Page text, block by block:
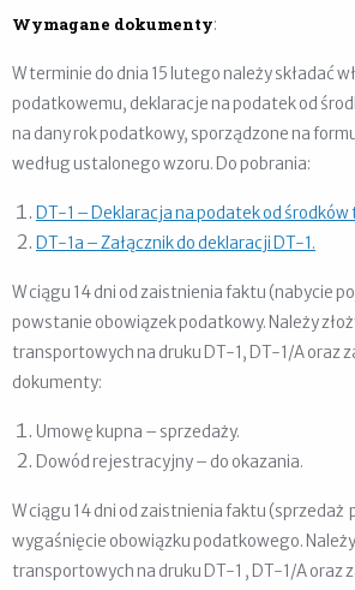
Wymagane dokumenty:
W terminie do dnia 15 lutego należy składać
podatkowemu, deklaracje na podatek od
na dany rok podatkowy, sporządzone na
według ustalonego wzoru. Do pobrania:
DT-1 – Deklaracja na podatek od
DT-1a – Załącznik do deklaracji DT-1.
W ciągu 14 dni od zaistnienia faktu (nabycie
powstanie obowiązek podatkowy. Należy
transportowych na druku DT-1, DT-1/A oraz
dokumenty:
Umowę kupna – sprzedaży.
Dowód rejestracyjny – do okazania.
W ciągu 14 dni od zaistnienia faktu (sprzedaż
wygaśnięcie obowiązku podatkowego.
transportowych na druku DT-1 , DT-1/A oraz